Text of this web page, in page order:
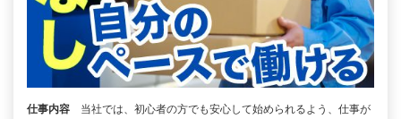
仕事内容
当社では、初心者の方でも安心して始められるよう、仕事が